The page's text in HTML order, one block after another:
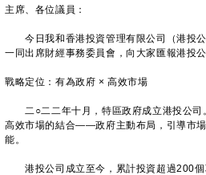
主席、各位議員：
今日我和香港投資管理有限公司（港投
一同出席財經事務委員會，向大家匯報港投公
戰略定位：有為政府 × 高效市場
二○二二年十月，特區政府成立港投公司
高效市場的結合——政府主動布局，引導市
能。
港投公司成立至今，累計投資超過200個